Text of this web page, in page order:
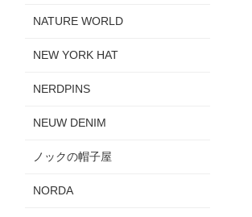
NATURE WORLD
NEW YORK HAT
NERDPINS
NEUW DENIM
ノックの帽子屋
NORDA